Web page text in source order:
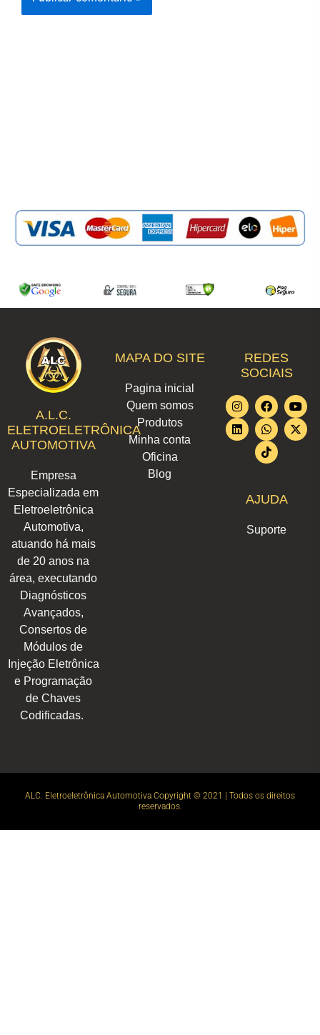
A.L.C.
ELETROELETRÔNICA
AUTOMOTIVA
Empresa
Especializada em
Eletroeletrônica
Automotiva,
atuando há mais
de 20 anos na
área, executando
Diagnósticos
Avançados,
Consertos de
Módulos de
Injeção Eletrônica
e Programação
de Chaves
Codificadas.
MAPA DO SITE
Pagina inicial
Quem somos
Produtos
Minha conta
Oficina
Blog
REDES
SOCIAIS
I
n
s
t
F
a
c
e
b
o
Y
o
u
t
L
i
n
k
W
h
a
t
s
a
X
-
t
w
T
i
k
t
o
k
AJUDA
Suporte
ALC. Eletroeletrônica Automotiva Copyright © 2021 | Todos os direitos
reservados.